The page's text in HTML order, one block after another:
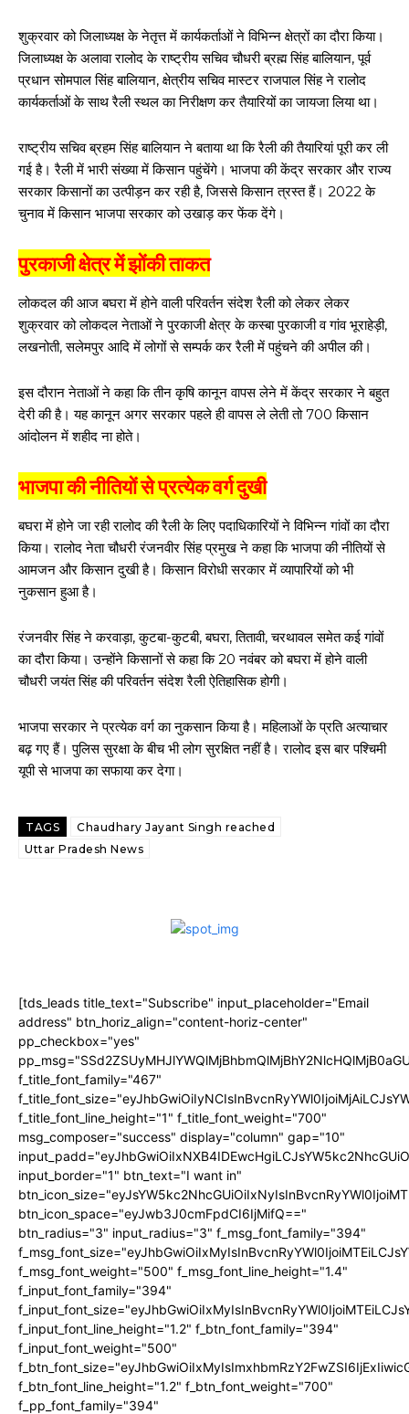
शुक्रवार को जिलाध्यक्ष के नेतृत्त में कार्यकर्ताओं ने विभिन्न क्षेत्रों का दौरा किया।
जिलाध्यक्ष के अलावा रालोद के राष्ट्रीय सचिव चौधरी ब्रह्म सिंह बालियान, पूर्व
प्रधान सोमपाल सिंह बालियान, क्षेत्रीय सचिव मास्टर राजपाल सिंह ने रालोद
कार्यकर्ताओं के साथ रैली स्थल का निरीक्षण कर तैयारियों का जायजा लिया था।
राष्ट्रीय सचिव ब्रहम सिंह बालियान ने बताया था कि रैली की तैयारियां पूरी कर ली
गई है। रैली में भारी संख्या में किसान पहुंचेंगे। भाजपा की केंद्र सरकार और राज्य
सरकार किसानों का उत्पीड़न कर रही है, जिससे किसान त्रस्त हैं। 2022 के
चुनाव में किसान भाजपा सरकार को उखाड़ कर फेंक देंगे।
पुरकाजी क्षेत्र में झोंकी ताकत
लोकदल की आज बघरा में होने वाली परिवर्तन संदेश रैली को लेकर लेकर
शुक्रवार को लोकदल नेताओं ने पुरकाजी क्षेत्र के कस्बा पुरकाजी व गांव भूराहेड़ी,
लखनोती, सलेमपुर आदि में लोगों से सम्पर्क कर रैली में पहुंचने की अपील की।
इस दौरान नेताओं ने कहा कि तीन कृषि कानून वापस लेने में केंद्र सरकार ने बहुत
देरी की है। यह कानून अगर सरकार पहले ही वापस ले लेती तो 700 किसान
आंदोलन में शहीद ना होते।
भाजपा की नीतियों से प्रत्येक वर्ग दुखी
बघरा में होने जा रही रालोद की रैली के लिए पदाधिकारियों ने विभिन्न गांवों का दौरा
किया। रालोद नेता चौधरी रंजनवीर सिंह प्रमुख ने कहा कि भाजपा की नीतियों से
आमजन और किसान दुखी है। किसान विरोधी सरकार में व्यापारियों को भी
नुकसान हुआ है।
रंजनवीर सिंह ने करवाड़ा, कुटबा-कुटबी, बघरा, तितावी, चरथावल समेत कई गांवों
का दौरा किया। उन्होंने किसानों से कहा कि 20 नवंबर को बघरा में होने वाली
चौधरी जयंत सिंह की परिवर्तन संदेश रैली ऐतिहासिक होगी।
भाजपा सरकार ने प्रत्येक वर्ग का नुकसान किया है। महिलाओं के प्रति अत्याचार
बढ़ गए हैं। पुलिस सुरक्षा के बीच भी लोग सुरक्षित नहीं है। रालोद इस बार पश्चिमी
यूपी से भाजपा का सफाया कर देगा।
TAGS
Chaudhary Jayant Singh reached
Uttar Pradesh News
[tds_leads title_text="Subscribe" input_placeholder="Email
address" btn_horiz_align="content-horiz-center"
pp_checkbox="yes"
f_title_font_family="467"
f_title_font_line_height="1" f_title_font_weight="700"
msg_composer="success" display="column" gap="10"
input_border="1" btn_text="I want in"
btn_icon_space="eyJwb3J0cmFpdCI6IjMifQ=="
btn_radius="3" input_radius="3" f_msg_font_family="394"
f_msg_font_weight="500" f_msg_font_line_height="1.4"
f_input_font_family="394"
f_input_font_line_height="1.2" f_btn_font_family="394"
f_input_font_weight="500"
f_btn_font_line_height="1.2" f_btn_font_weight="700"
f_pp_font_family="394"